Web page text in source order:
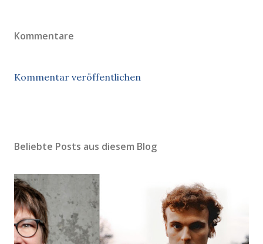
Kommentare
Kommentar veröffentlichen
Beliebte Posts aus diesem Blog